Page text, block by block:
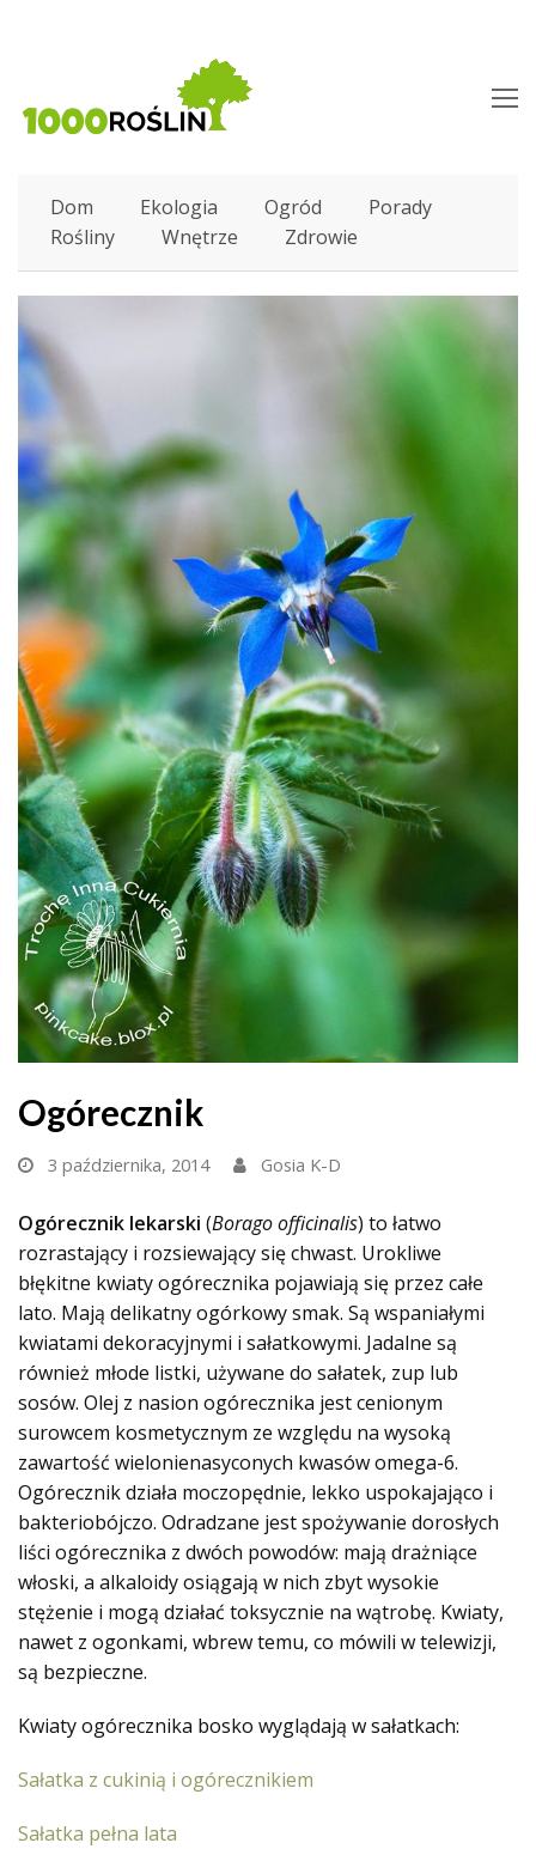
Dom Ekologia Ogród
Porady
Rośliny
Wnętrze Zdrowie
Ogórecznik
3 października, 2014 Gosia K-D
Ogórecznik lekarski (Borago officinalis) to łatwo
rozrastający i rozsiewający się chwast. Urokliwe
błękitne kwiaty ogórecznika pojawiają się przez całe
lato. Mają delikatny ogórkowy smak. Są wspaniałymi
kwiatami dekoracyjnymi i sałatkowymi. Jadalne są
również młode listki, używane do sałatek, zup lub
sosów. Olej z nasion ogórecznika jest cenionym
surowcem kosmetycznym ze względu na wysoką
zawartość wielonienasyconych kwasów omega-6.
Ogórecznik działa moczopędnie, lekko uspokajająco i
bakteriobójczo. Odradzane jest spożywanie dorosłych
liści ogórecznika z dwóch powodów: mają drażniące
włoski, a alkaloidy osiągają w nich zbyt wysokie
stężenie i mogą działać toksycznie na wątrobę. Kwiaty,
nawet z ogonkami, wbrew temu, co mówili w telewizji,
są bezpieczne.
Kwiaty ogórecznika bosko wyglądają w sałatkach:
Sałatka z cukinią i ogórecznikiem
Sałatka pełna lata